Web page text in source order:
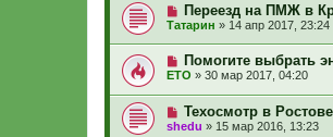
Переезд на ПМЖ в
Татарин » 14 апр 2017, 23:24
Помогите выбрать
ETO » 30 мар 2017, 04:20
Техосмотр в
shedu » 15 мар 2016, 13:23